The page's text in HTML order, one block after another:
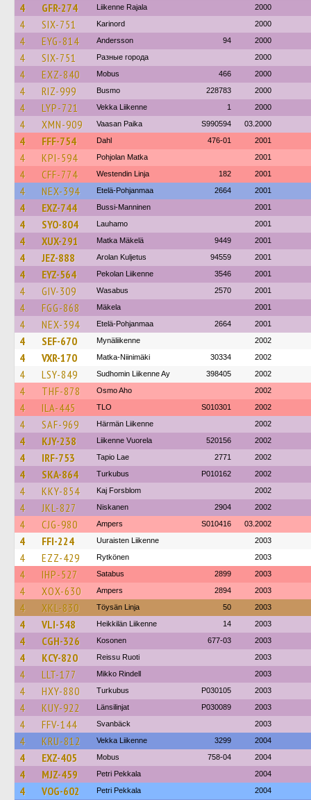
4 GFR-274 Liikenne Rajala 2000
4 SIX-751 Karinord 2000
4 EYG-814 Andersson 94 2000
4 SIX-751 Разные города 2000
4 EXZ-840 Mobus 466 2000
4 RIZ-999 Busmo 228783 2000
4 LYP-721 Vekka Liikenne 1 2000
4 XMN-909 Vaasan Paika S990594 03.2000
4 FFF-754 Dahl 476-01 2001
4 KPI-594 Pohjolan Matka 2001
4 CFF-774 Westendin Linja 182 2001
4 NEX-394 Etelä-Pohjanmaa 2664 2001
4 EXZ-744 Bussi-Manninen 2001
4 SYO-804 Lauhamo 2001
4 XUX-291 Matka Mäkelä 9449 2001
4 JEZ-888 Arolan Kuljetus 94559 2001
4 EYZ-564 Pekolan Liikenne 3546 2001
4 GIV-309 Wasabus 2570 2001
4 FGG-868 Mäkela 2001
4 NEX-394 Etelä-Pohjanmaa 2664 2001
4 SEF-670 Mynäliikenne 2002
4 VXR-170 Matka-Niinimäki 30334 2002
4 LSY-849 Sudhomin Liikenne Ay 398405 2002
4 THF-878 Osmo Aho 2002
4 ILA-445 TLO S010301 2002
4 SAF-969 Härmän Liikenne 2002
4 KJY-238 Liikenne Vuorela 520156 2002
4 IRF-753 Tapio Lae 2771 2002
4 SKA-864 Turkubus P010162 2002
4 KKY-854 Kaj Forsblom 2002
4 JKL-827 Niskanen 2904 2002
4 CJG-980 Ampers S010416 03.2002
4 FFI-224 Uuraisten Liikenne 2003
4 EZZ-429 Rytkönen 2003
4 IHP-527 Satabus 2899 2003
4 XOX-630 Ampers 2894 2003
4 XKL-830 Töysän Linja 50 2003
4 VLI-548 Heikkilän Liikenne 14 2003
4 CGH-326 Kosonen 677-03 2003
4 KCY-820 Reissu Ruoti 2003
4 LLT-177 Mikko Rindell 2003
4 HXY-880 Turkubus P030105 2003
4 KUY-922 Länsilinjat P030089 2003
4 FFV-144 Svanbäck 2003
4 KRU-812 Vekka Liikenne 3299 2004
4 EXZ-405 Mobus 758-04 2004
4 MJZ-459 Petri Pekkala 2004
4 VOG-602 Petri Pekkala 2004